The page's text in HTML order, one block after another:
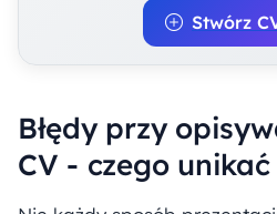
Stwórz
Błędy przy
CV - czego unikać